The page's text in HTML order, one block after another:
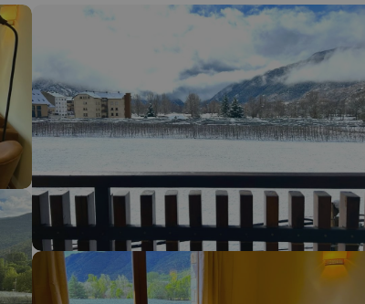
Ihrer Suche entsprechen. Versuchen Sie, das Ziel zu
Sobald er seinen Kompass gefunden hat, wird er